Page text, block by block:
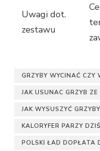
Uwagi dot.
zestawu
GRZYBY WYCINAĆ CZY
JAK USUNAC GRZYB ZE
JAK WYSUSZYĆ
KALORYFER PARZY
POLSKI ŁAD DOPŁATA